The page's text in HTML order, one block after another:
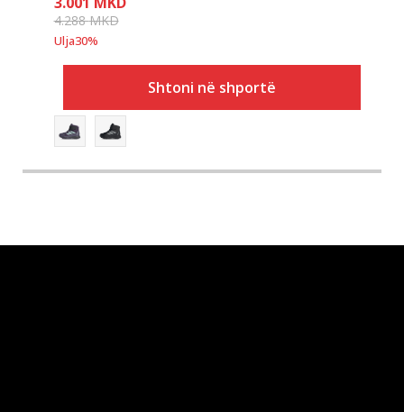
4.288MKD
Ulja30%
Shtoni në shportë